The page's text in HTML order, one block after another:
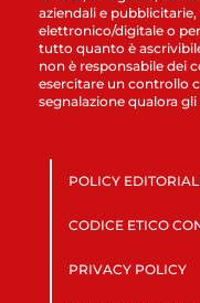
aziendali e
elettronico/digitale o
tutto quanto è
non è responsabile dei
esercitare un controllo
segnalazione qualora
POLICY
CODICE ETICO
PRIVACY POLICY